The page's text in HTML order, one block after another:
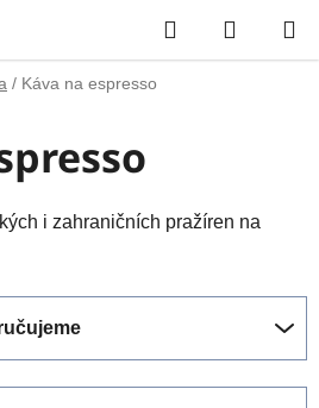
Hledat
KOŠÍK
/ Káva na espresso
i zahraničních pražíren na